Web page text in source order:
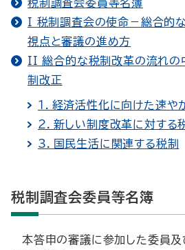
税制調査会委員等名簿
I 税制調査会の使命－総合的
視点と審議の進め方
II 総合的な税制改革の流れの
制改正
1．経済活性化に向けた速や
2．新しい制度改革に対する
3．国民生活に関連する税制
税制調査会委員等名簿
本答申の審議に参加した委員及